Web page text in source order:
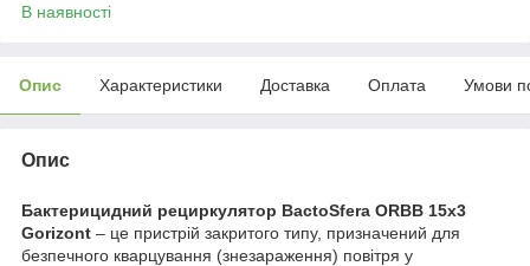
В наявності
Опис Характеристики Доставка Оплата Умови
Опис
Бактерицидний рециркулятор BactoSfera ORBB 15x3
Gorizont – це пристрій закритого типу, призначений для
безпечного кварцування (знезараження) повітря у